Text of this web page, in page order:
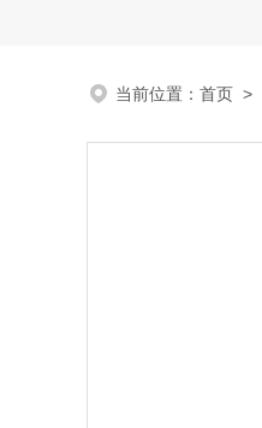
当前位置： 首页 >